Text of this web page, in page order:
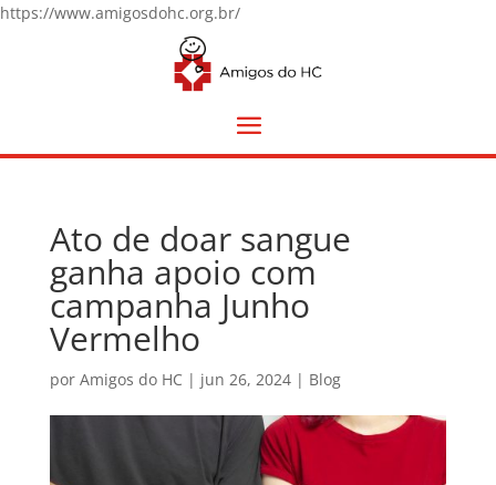
https://www.amigosdohc.org.br/
Ato de doar sangue
ganha apoio com
campanha Junho
Vermelho
por Amigos do HC | jun 26, 2024| Blog